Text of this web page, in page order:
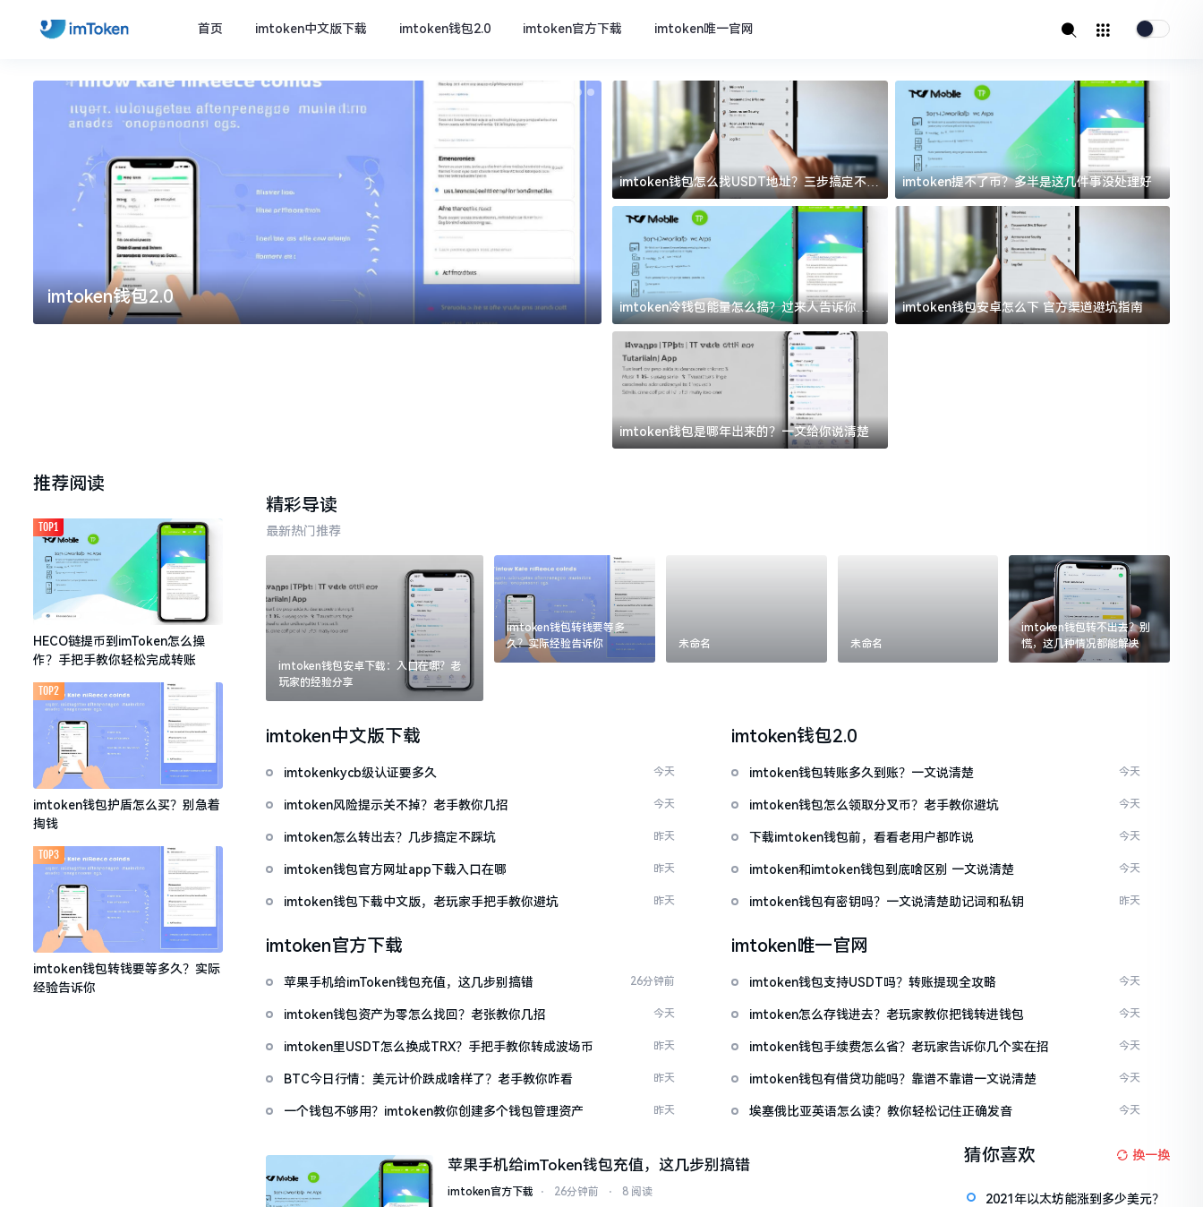
首页 imtoken中文版下载 imtoken钱包2.0 imtoken官方下载 imtoken唯一官网
imtoken钱包2.0 imtoken官方下载
imtoken钱包怎么找USDT地址？三步搞定不踩
坑
imtoken提不了币？多半是这几件事没处理好
imtoken冷钱包能量怎么搞？过来人告诉你门
道
imtoken钱包安卓怎么下 官方渠道避坑指南
imtoken钱包是哪年出来的？一文给你说清楚
推荐阅读
HECO链提币到imToken怎么操
作？手把手教你轻松完成转账
TOP1
imtoken钱包护盾怎么买？别急着
掏钱
TOP2
imtoken钱包转钱要等多久？实际
经验告诉你
TOP3
精彩导读
最新热门推荐
imtoken钱包安卓下载：入口在哪？老
玩家的经验分享
imtoken钱包转钱要等多
久？实际经验告诉你
未命名 未命名
imtoken钱包转不出去？别
慌，这几种情况都能解决
imtoken中文版下载
imtokenkycb级认证要多久 今天
imtoken风险提示关不掉？老手教你几招 今天
imtoken怎么转出去？几步搞定不踩坑 昨天
imtoken钱包官方网址app下载入口在哪 昨天
imtoken钱包下载中文版，老玩家手把手教你避坑 昨天
imtoken钱包2.0
imtoken钱包转账多久到账？一文说清楚 今天
imtoken钱包怎么领取分叉币？老手教你避坑 今天
下载imtoken钱包前，看看老用户都咋说 今天
imtoken和imtoken钱包到底啥区别 一文说清楚 今天
imtoken钱包有密钥吗？一文说清楚助记词和私钥 昨天
imtoken官方下载
苹果手机给imToken钱包充值，这几步别搞错 26分钟前
imtoken钱包资产为零怎么找回？老张教你几招 今天
imtoken里USDT怎么换成TRX？手把手教你转成波场币 昨天
BTC今日行情：美元计价跌成啥样了？老手教你咋看 昨天
一个钱包不够用？imtoken教你创建多个钱包管理资产 昨天
imtoken唯一官网
imtoken钱包支持USDT吗？转账提现全攻略 今天
imtoken怎么存钱进去？老玩家教你把钱转进钱包 今天
imtoken钱包手续费怎么省？老玩家告诉你几个实在招 今天
imtoken钱包有借贷功能吗？靠谱不靠谱一文说清楚 今天
埃塞俄比亚英语怎么读？教你轻松记住正确发音 今天
苹果手机给imToken钱包充值，这几步别搞错
imtoken官方下载 ⋅ 26分钟前 ⋅ 8 阅读
猜你喜欢 换一换
2021年以太坊能涨到多少美元？